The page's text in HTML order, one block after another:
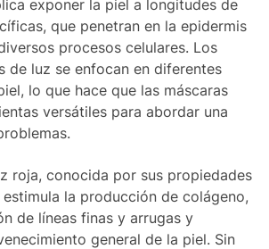
exponer la piel a longitudes de
que penetran en la epidermis
procesos celulares. Los
de luz se enfocan en diferentes
lo que hace que las máscaras
versátiles para abordar una
roja, conocida por sus propiedades
la producción de colágeno,
de líneas finas y arrugas y
general de la piel. Sin